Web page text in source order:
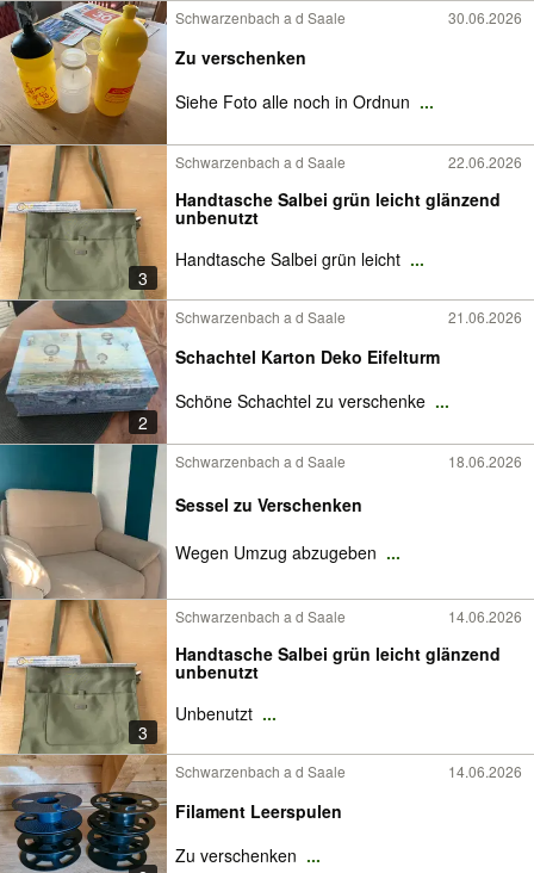
Schwarzenbach a d Saale 30.06.2026
Zu verschenken
Siehe Foto alle noch in Ordnun ...
3
Schwarzenbach a d Saale 22.06.2026
Handtasche Salbei grün leicht glänzend
unbenutzt
Handtasche Salbei grün leicht ...
2
Schwarzenbach a d Saale 21.06.2026
Schachtel Karton Deko Eifelturm
Schöne Schachtel zu verschenke ...
Schwarzenbach a d Saale 18.06.2026
Sessel zu Verschenken
Wegen Umzug abzugeben ...
3
Schwarzenbach a d Saale 14.06.2026
Handtasche Salbei grün leicht glänzend
unbenutzt
Unbenutzt ...
Schwarzenbach a d Saale 14.06.2026
Filament Leerspulen
Zu verschenken ...